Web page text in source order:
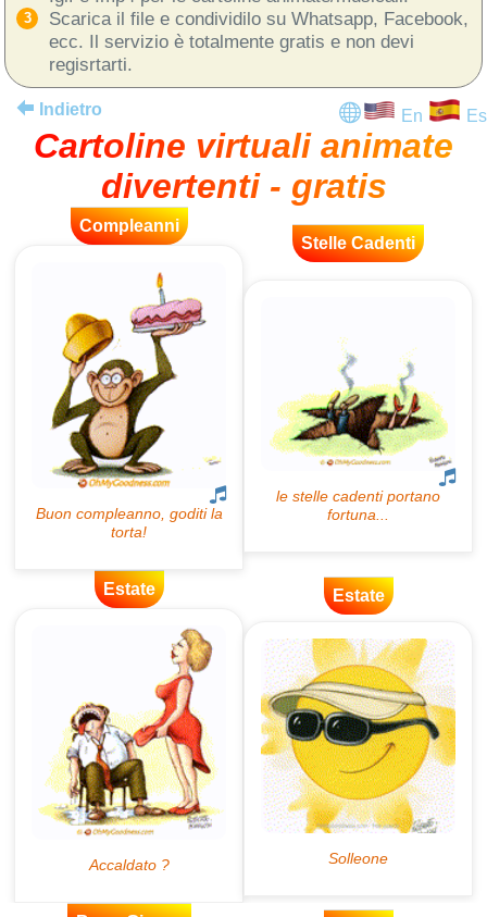
Scarica il file e condividilo su Whatsapp, Facebook,
ecc. Il servizio è totalmente gratis e non devi
regisrtarti.
Indietro En Es
Cartoline virtuali animate
divertenti - gratis
Compleanni
Stelle Cadenti
Estate Estate